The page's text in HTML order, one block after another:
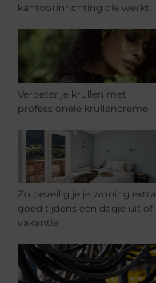
kantoorinrichting die werkt
Verbeter je krullen met
professionele krullencreme
Zo beveilig je je woning extra
goed tijdens een dagje uit of
vakantie